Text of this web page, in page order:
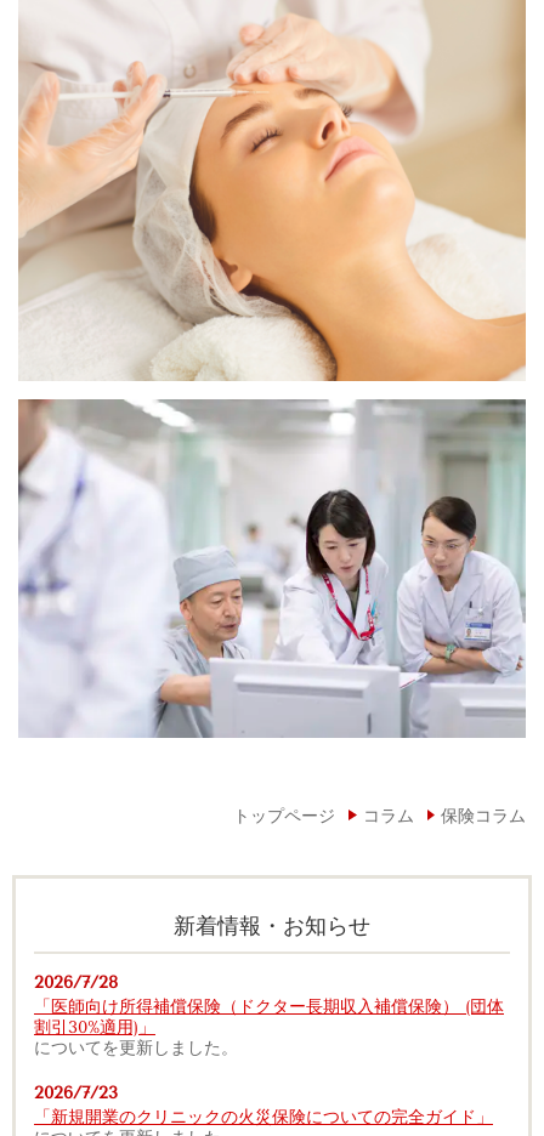
トップページ コラム 保険コラム
新着情報・お知らせ
2026/7/28
「医師向け所得補償保険（ドクター長期収入補償保険） (団体
割引30%適用)」
についてを更新しました。
2026/7/23
「新規開業のクリニックの火災保険についての完全ガイド」